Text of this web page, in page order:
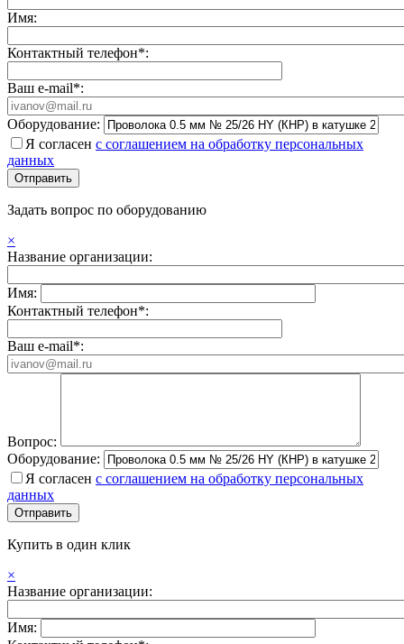
Имя:
Контактный телефон*:
Ваш e-mail*:
Оборудование:
Я согласен с соглашением на обработку персональных
данных
Задать вопрос по оборудованию
×
Название организации:
Имя:
Контактный телефон*:
Ваш e-mail*:
Вопрос:
Оборудование:
Я согласен с соглашением на обработку персональных
данных
Купить в один клик
×
Название организации:
Имя: